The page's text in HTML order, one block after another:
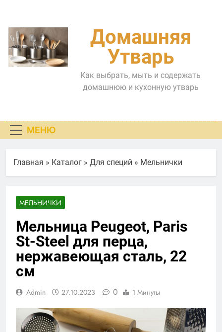
содержимому
Домашняя
Утварь
Как выбрать, мыть и содержать
домашнюю и кухонную утварь
МЕНЮ
Главная » Каталог » Для специй » Мельнички
МЕЛЬНИЧКИ
Мельница Peugeot, Paris
St-Steel для перца,
нержавеющая сталь, 22
см
Admin 27.10.2023 0 1 Минуты